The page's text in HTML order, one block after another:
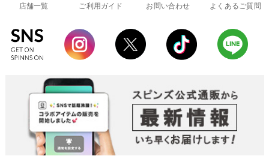
店舗一覧 ご利用ガイド お問い合わせ よくあるご質問